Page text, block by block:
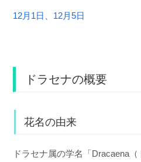
12月1日 12月5日
ドラセナの概要
花名の由来
ドラセナ属の学名「Dracaena